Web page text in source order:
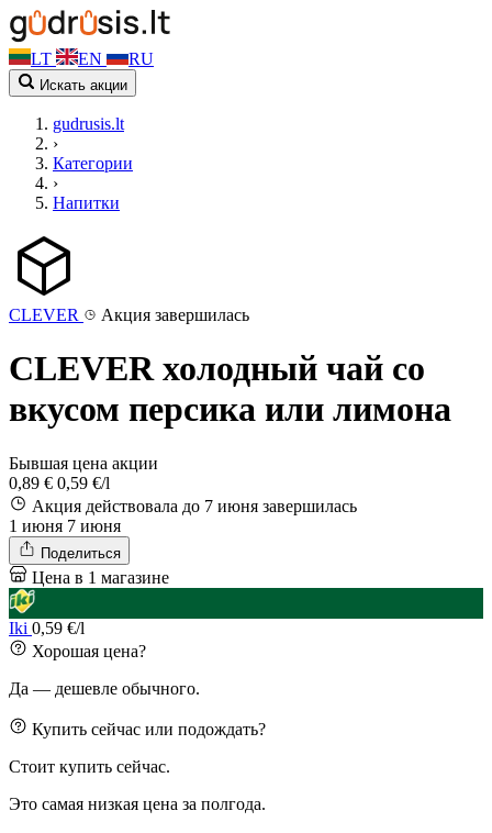
LT EN RU
Искать акции
gudrusis.lt
›
Категории
›
Напитки
CLEVER Акция завершилась
CLEVER холодный чай со
вкусом персика или лимона
Бывшая цена акции
0,89 € 0,59 €/l
Акция действовала до 7 июня завершилась
1 июня 7 июня
Поделиться
Цена в 1 магазине
Iki 0,59 €/l
Хорошая цена?
Да — дешевле обычного.
Купить сейчас или подождать?
Стоит купить сейчас.
Это самая низкая цена за полгода.